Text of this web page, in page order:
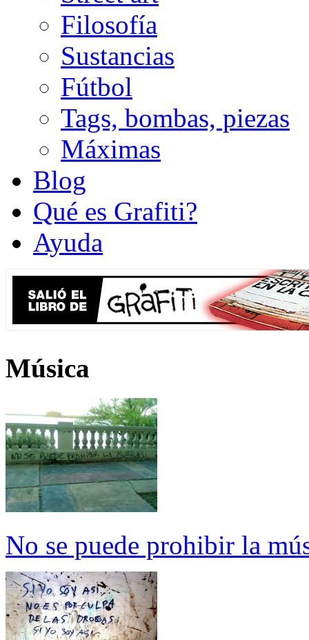
Filosofía
Sustancias
Fútbol
Tags, bombas, piezas
Máximas
Blog
Qué es Grafiti?
Ayuda
Música
No se puede prohibir la